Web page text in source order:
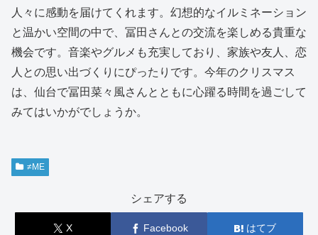
人々に感動を届けてくれます。幻想的なイルミネーション
と温かい空間の中で、冨田さんとの交流を楽しめる貴重な
機会です。音楽やグルメも充実しており、家族や友人、恋
人との思い出づくりにぴったりです。今年のクリスマス
は、仙台で冨田菜々風さんとともに心躍る時間を過ごして
みてはいかがでしょうか。
≠ME
シェアする
X Facebook はてブ